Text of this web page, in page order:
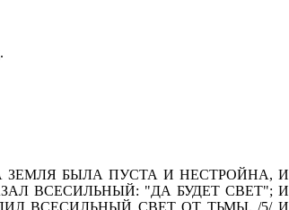
ЗЕМЛЯ БЫЛА ПУСТА И НЕСТРОЙНА, И
ВСЕСИЛЬНЫЙ: "ДА БУДЕТ СВЕТ"; И
ВСЕСИЛЬНЫЙ СВЕТ ОТ ТЬМЫ. /5/ И